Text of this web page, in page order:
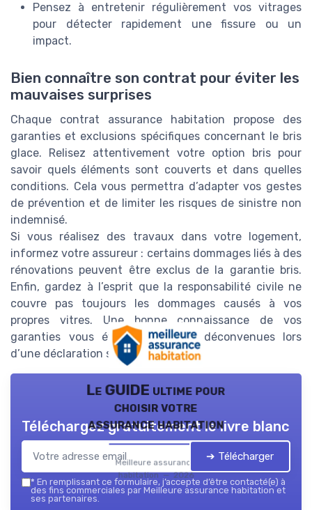
Pensez à entretenir régulièrement vos vitrages
pour détecter rapidement une fissure ou un
impact.
Bien connaître son contrat pour éviter les
mauvaises surprises
Chaque contrat assurance habitation propose des
garanties et exclusions spécifiques concernant le bris
glace. Relisez attentivement votre option bris pour
savoir quels éléments sont couverts et dans quelles
conditions. Cela vous permettra d’adapter vos gestes
de prévention et de limiter les risques de sinistre non
indemnisé.
Si vous réalisez des travaux dans votre logement,
informez votre assureur : certains dommages liés à des
rénovations peuvent être exclus de la garantie bris.
Enfin, gardez à l’esprit que la responsabilité civile ne
couvre pas toujours les dommages causés à vos
propres vitres. Une bonne connaissance de vos
garanties vous évitera bien des déconvenues lors
d’une déclaration sinistre.
Le GUIDE ultime pour
choisir votre
assurance habitation
Meilleure assurance
habitation — 2026
Téléchargez gratuitement le livre blanc
➔ Télécharger
* En remplissant ce formulaire, j’accepte d’être contacté(e) à
des fins commerciales par Meilleure assurance habitation et
ses partenaires.